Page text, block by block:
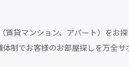
賃貸マンション、アパート）をお
制でお客様のお部屋探しを万全サ